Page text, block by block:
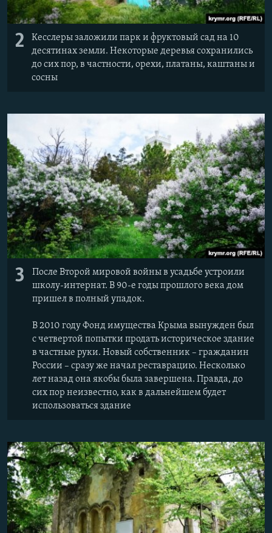
2
Кесслеры заложили парк и фруктовый сад на 10
десятинах земли. Некоторые деревья сохранились
до сих пор, в частности, орехи, платаны, каштаны и
сосны
3
После Второй мировой войны в усадьбе устроили
школу-интернат. В 90-е годы прошлого века дом
пришел в полный упадок.
В 2010 году Фонд имущества Крыма вынужден был
с четвертой попытки продать историческое здание
в частные руки. Новый собственник – гражданин
России – сразу же начал реставрацию. Несколько
лет назад она якобы была завершена. Правда, до
сих пор неизвестно, как в дальнейшем будет
использоваться здание